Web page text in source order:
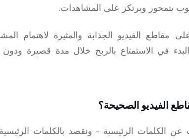
يتمحور ويرتكز على المشاهدات.
مقاطع الفيديو الجذابة والمثيرة لاهتمام
في الاستمتاع بالربح خلال مدة قصيرة
الفيديو الصحيحة؟
الكلمات الرئيسية - ونقصد بالكلمات